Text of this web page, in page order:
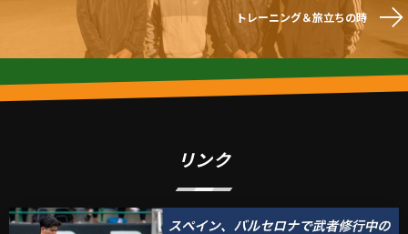
トレーニング＆旅立ちの時
リンク